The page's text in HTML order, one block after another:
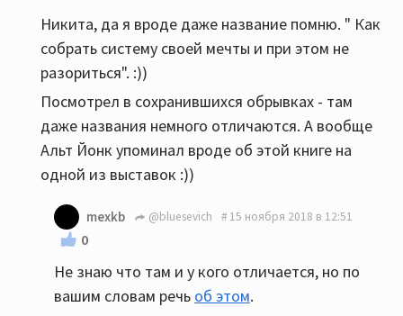
Никита, да я вроде даже название помню. " Как
собрать систему своей мечты и при этом не
разориться". :))
Посмотрел в сохранившихся обрывках - там
даже названия немного отличаются. А вообще
Альт Йонк упоминал вроде об этой книге на
одной из выставок :))
mexkb @bluesevich 15 ноября 2018 в 12:51
0
Не знаю что там и у кого отличается, но по
вашим словам речь об этом.